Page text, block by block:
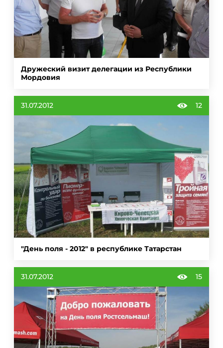
Дружеский визит делегации из Республики
Мордовия
31.07.2012 12
"День поля - 2012" в республике Татарстан
31.07.2012 15